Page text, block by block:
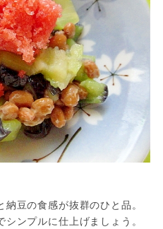
豆の食感が抜群のひと品。
ンプルに仕上げましょう。